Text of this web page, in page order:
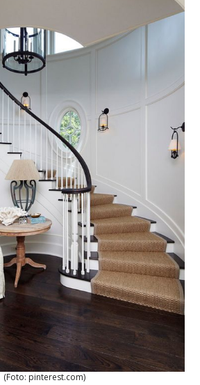
(Foto: pinterest.com)